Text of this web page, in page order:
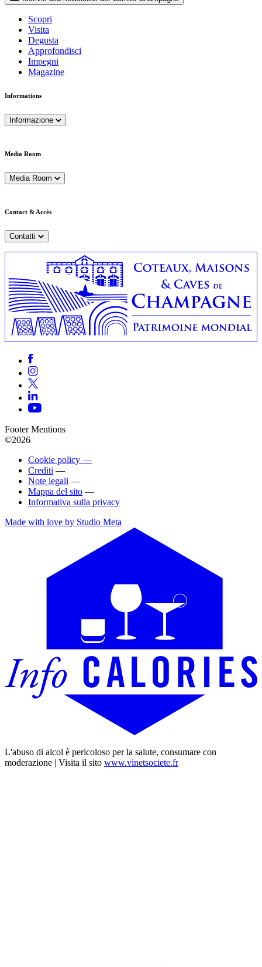
Scopri
Visita
Degusta
Approfondisci
Impegni
Magazine
Informations
Informazione
Media Room
Media Room
Contact & Accès
Contatti
Footer Mentions
©2026
Cookie policy —
Crediti —
Note legali —
Mappa del sito —
Informativa sulla privacy
Made with love by Studio Meta
L'abuso di alcol è pericoloso per la salute, consumare con
moderazione | Visita il sito www.vinetsociete.fr